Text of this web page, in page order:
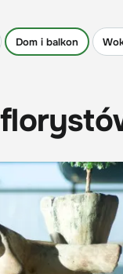
Dom i balkon